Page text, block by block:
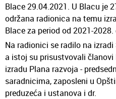
Blace 29.04.2021. U Blacu je
održana radionica na temu
Blace za period od 2021-2028.
Na radionici se radilo na
a istoj su prisustvovali
izradu Plana razvoja -
saradnicima, zaposleni u
preduzeća i ustanova i dr.